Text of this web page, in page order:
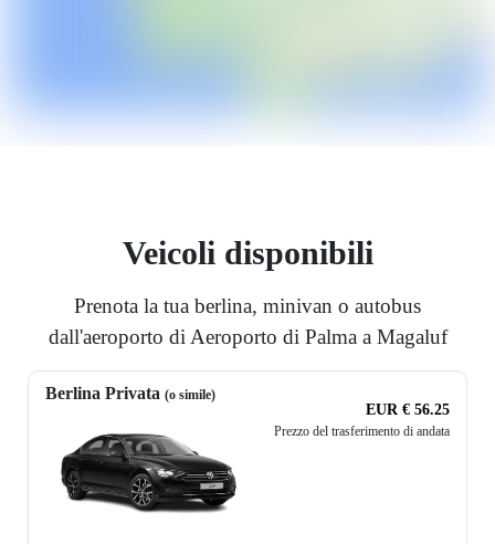
Veicoli disponibili
Prenota la tua berlina, minivan o autobus
dall'aeroporto di Aeroporto di Palma a Magaluf
Berlina Privata (o simile)
EUR € 56.25
Prezzo del trasferimento di andata